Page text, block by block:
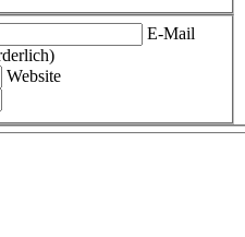
E-Mail
Website